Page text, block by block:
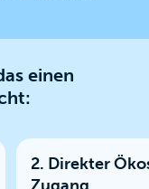
einen
2. Direkter